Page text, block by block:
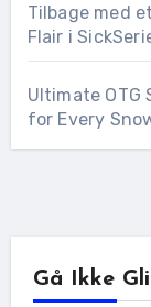
Tilbage med
Flair i
Ultimate OTG
for Every
Gå Ikke